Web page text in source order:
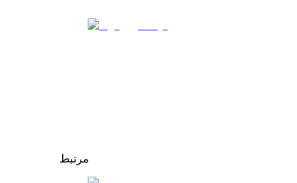
مرتبط